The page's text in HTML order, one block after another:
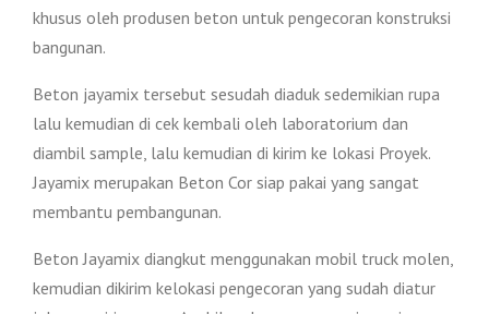
khusus oleh produsen beton untuk pengecoran konstruksi
bangunan.
Beton jayamix tersebut sesudah diaduk sedemikian rupa
lalu kemudian di cek kembali oleh laboratorium dan
diambil sample, lalu kemudian di kirim ke lokasi Proyek.
Jayamix merupakan Beton Cor siap pakai yang sangat
membantu pembangunan.
Beton Jayamix diangkut menggunakan mobil truck molen,
kemudian dikirim kelokasi pengecoran yang sudah diatur